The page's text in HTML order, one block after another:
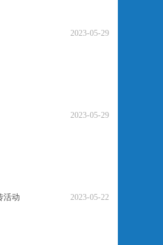
2023-05-29
2023-05-29
2023-05-22
活动